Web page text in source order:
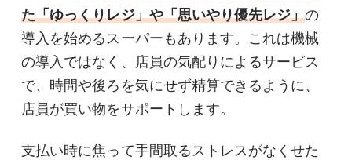
た「ゆっくりレジ」や「思いやり優先レジ」の
導入を始めるスーパーもあります。これは機械
の導入ではなく、店員の気配りによるサービス
で、時間や後ろを気にせず精算できるように、
店員が買い物をサポートします。
支払い時に焦って手間取るストレスがなくせた